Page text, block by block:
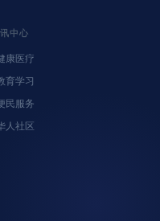
9月8日前未使用官
中心
康医疗
育学习
民服务
人社区